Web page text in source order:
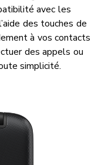
avec les
des touches de
à vos contacts
des appels ou
simplicité.